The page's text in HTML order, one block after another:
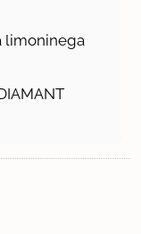
limoninega